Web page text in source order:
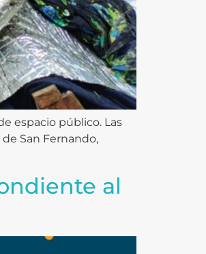
espacio público. Las
San Fernando,
al